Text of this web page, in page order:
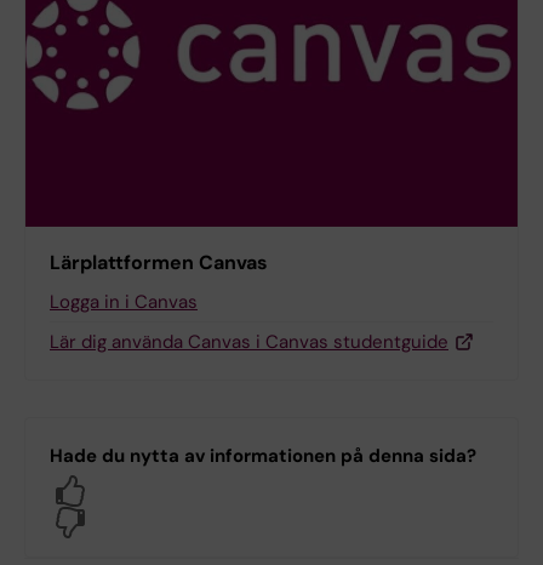
Lärplattformen Canvas
Logga in i Canvas
Lär dig använda Canvas i Canvas studentguide
Hade du nytta av informationen på denna sida?